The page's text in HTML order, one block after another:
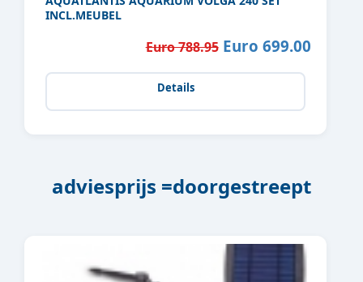
INCL.MEUBEL
Euro 788.95Euro 699.00
Details
adviesprijs =doorgestreept